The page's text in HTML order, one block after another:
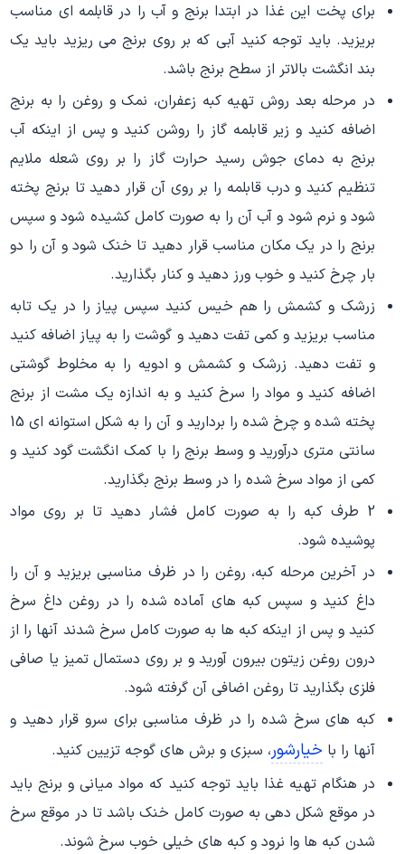
برای پخت این غذا در ابتدا برنج و آب را در قابلمه ای مناسب
بریزید. باید توجه کنید آبی که بر روی برنج می ریزید باید یک
بند انگشت بالاتر از سطح برنج باشد.
در مرحله بعد روش تهیه کبه زعفران، نمک و روغن را به برنج
اضافه کنید و زیر قابلمه گاز را روشن کنید و پس از اینکه آب
برنج به دمای جوش رسید حرارت گاز را بر روی شعله ملایم
تنظیم کنید و درب قابلمه را بر روی آن قرار دهید تا برنج پخته
شود و نرم شود و آب آن را به صورت کامل کشیده شود و سپس
برنج را در یک مکان مناسب قرار دهید تا خنک شود و آن را دو
بار چرخ کنید و خوب ورز دهید و کنار بگذارید.
زرشک و کشمش را هم خیس کنید سپس پیاز را در یک تابه
مناسب بریزید و کمی تفت دهید و گوشت را به پیاز اضافه کنید
و تفت دهید. زرشک و کشمش و ادویه را به مخلوط گوشتی
اضافه کنید و مواد را سرخ کنید و به اندازه یک مشت از برنج
پخته شده و چرخ شده را بردارید و آن را به شکل استوانه ای 15
سانتی متری درآورید و وسط برنج را با کمک انگشت گود کنید و
کمی از مواد سرخ شده را در وسط برنج بگذارید.
2 طرف کبه را به صورت کامل فشار دهید تا بر روی مواد
پوشیده شود.
در آخرین مرحله کبه، روغن را در ظرف مناسبی بریزید و آن را
داغ کنید و سپس کبه های آماده شده را در روغن داغ سرخ
کنید و پس از اینکه کبه ها به صورت کامل سرخ شدند آنها را از
درون روغن زیتون بیرون آورید و بر روی دستمال تمیز یا صافی
فلزی بگذارید تا روغن اضافی آن گرفته شود.
کبه های سرخ شده را در ظرف مناسبی برای سرو قرار دهید و
آنها را با خیارشور، سبزی و برش های گوجه تزیین کنید.
در هنگام تهیه غذا باید توجه کنید که مواد میانی و برنج باید
در موقع شکل دهی به صورت کامل خنک باشد تا در موقع سرخ
شدن کبه ها وا نرود و کبه های خیلی خوب سرخ شوند.